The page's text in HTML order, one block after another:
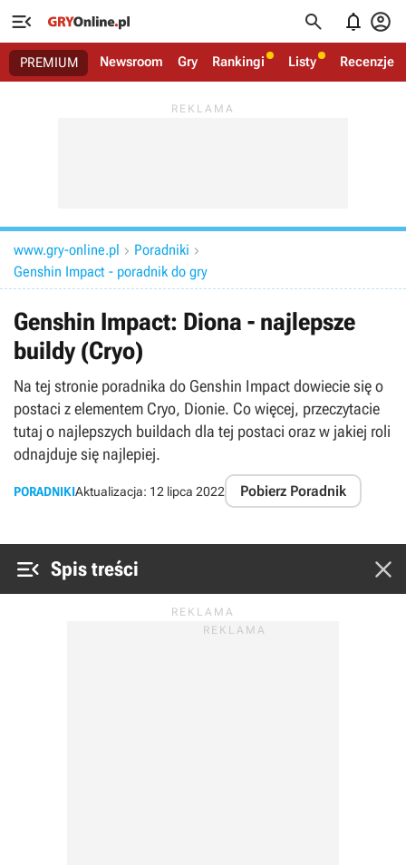
   
PREMIUM Newsroom Gry Rankingi Listy Recenzje
www.gry-online.pl  Poradniki 
Genshin Impact - poradnik do gry
Genshin Impact: Diona - najlepsze
buildy (Cryo)
Na tej stronie poradnika do Genshin Impact dowiecie się o
postaci z elementem Cryo, Dionie. Co więcej, przeczytacie
tutaj o najlepszych buildach dla tej postaci oraz w jakiej roli
odnajduje się najlepiej.
PORADNIKIAktualizacja: 12 lipca 2022 Pobierz Poradnik
 Spis treści 